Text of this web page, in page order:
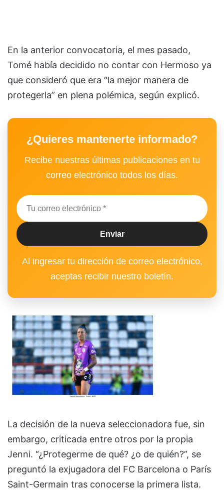
En la anterior convocatoria, el mes pasado,
Tomé había decidido no contar con Hermoso ya
que consideró que era “la mejor manera de
protegerla” en plena polémica, según explicó.
¿Quieres mantenerte informado?
Recibe nuestras últimas publicaciones en tu
correo electrónico todos los días.
Al ingresar tu dirección de correo electrónico,
aceptas recibir nuestro boletín.
La decisión de la nueva seleccionadora fue, sin
embargo, criticada entre otros por la propia
Jenni. “¿Protegerme de qué? ¿o de quién?”, se
preguntó la exjugadora del FC Barcelona o París
Saint-Germain tras conocerse la primera lista.